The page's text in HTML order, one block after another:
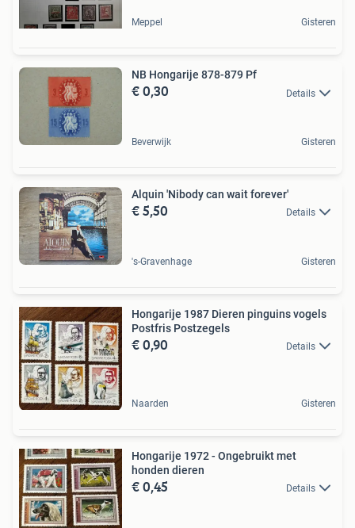
Meppel Gisteren
NB Hongarije 878-879 Pf
€ 0,30 Details
Beverwijk Gisteren
Alquin 'Nibody can wait forever'
€ 5,50 Details
's-Gravenhage Gisteren
Hongarije 1987 Dieren pinguins vogels
Postfris Postzegels
€ 0,90 Details
Naarden Gisteren
Hongarije 1972 - Ongebruikt met
honden dieren
€ 0,45 Details